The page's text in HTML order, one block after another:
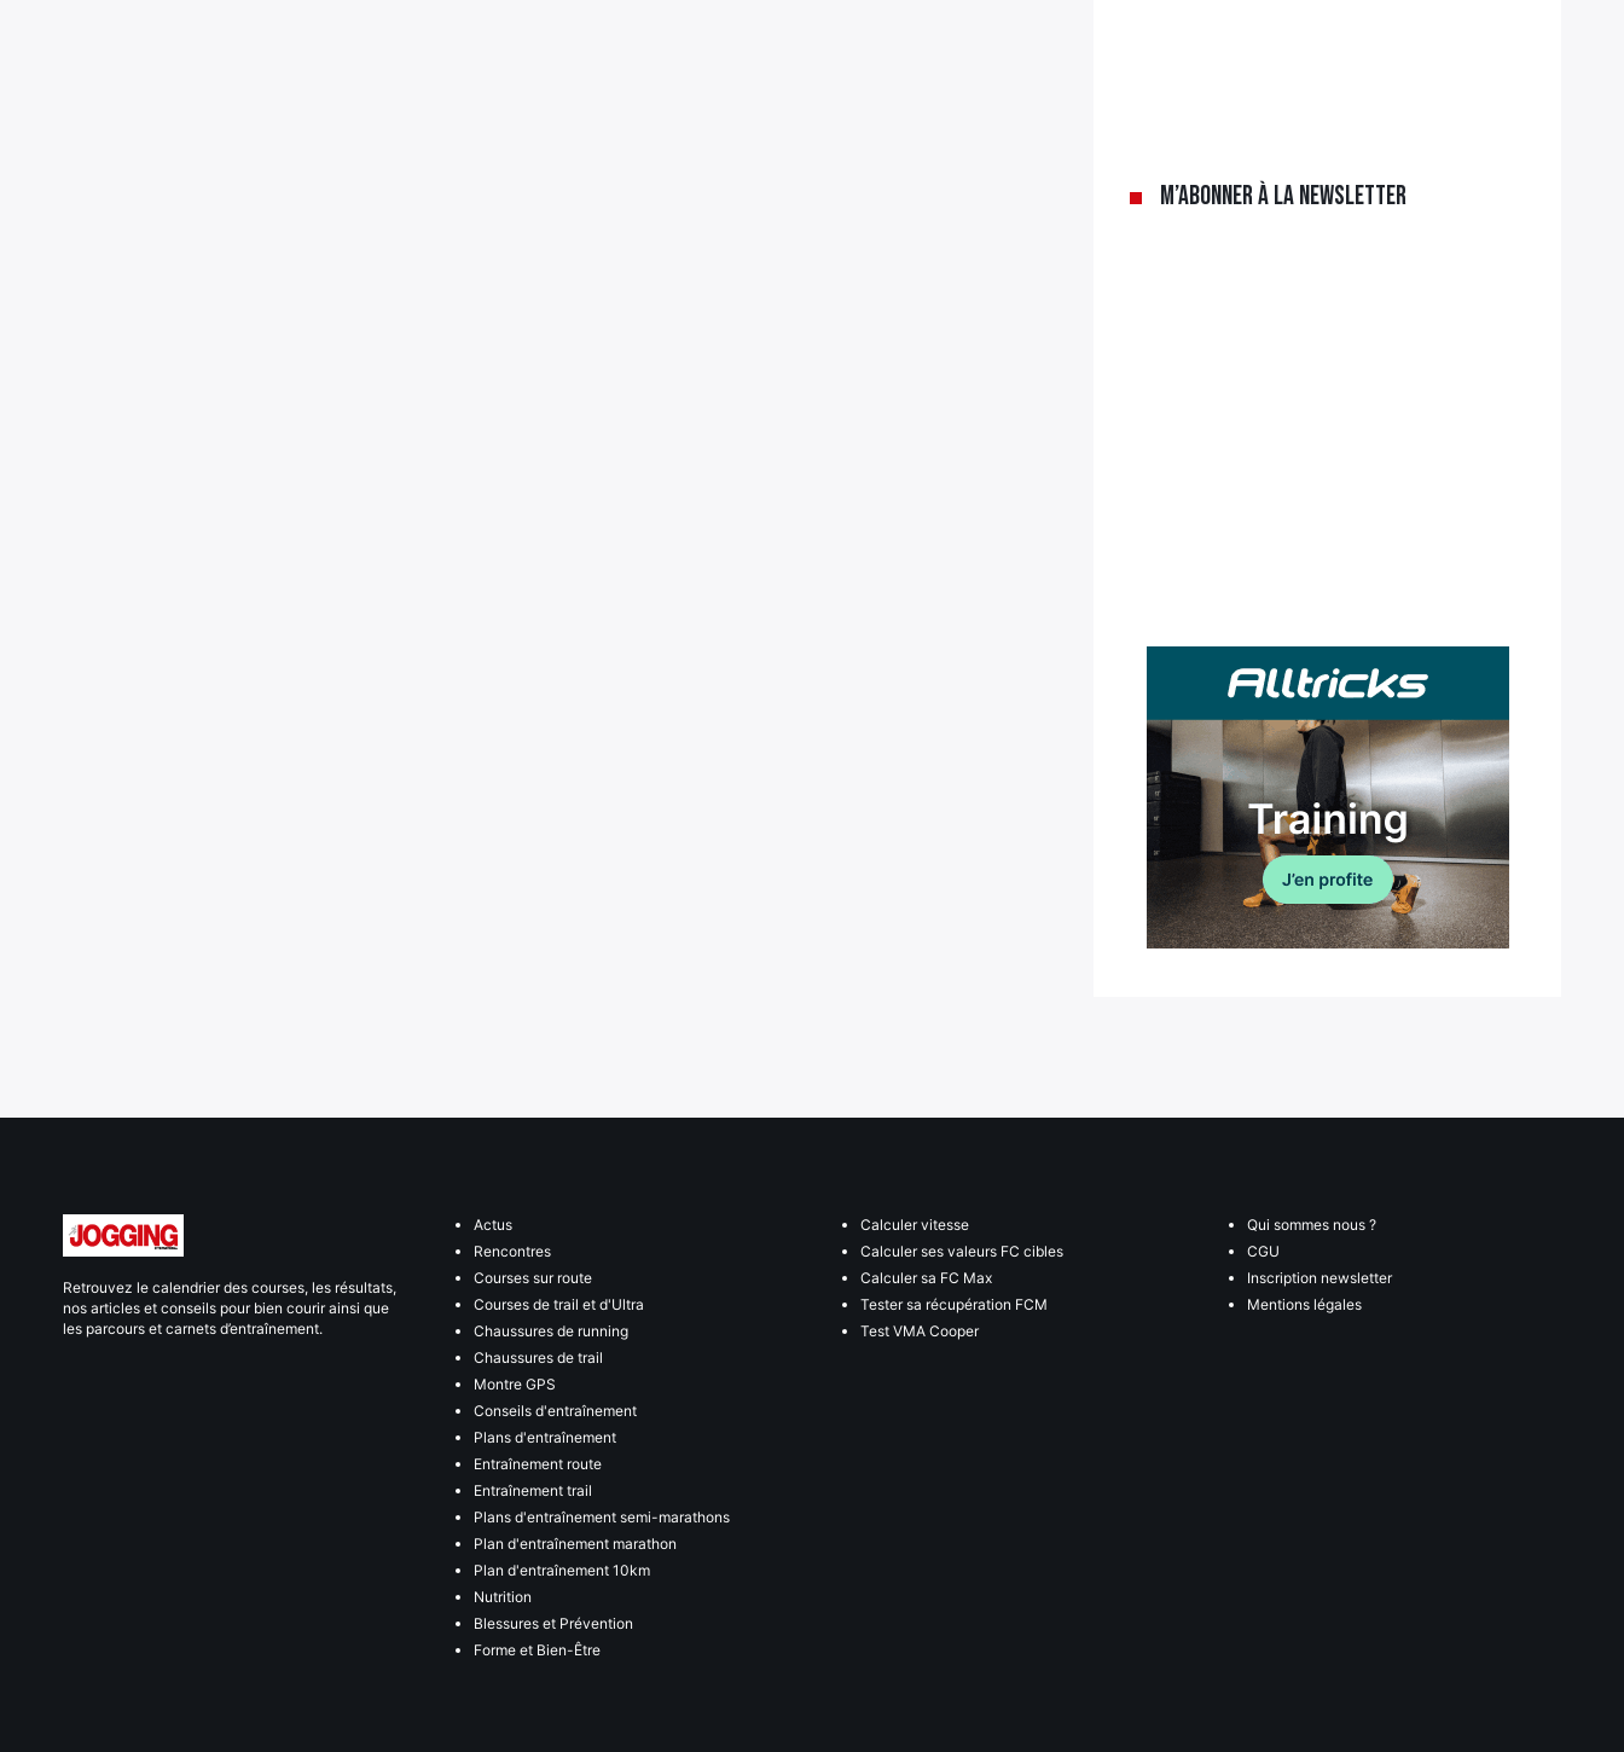
M’abonner à la newsletter
Retrouvez le calendrier des courses, les résultats,
nos articles et conseils pour bien courir ainsi que
les parcours et carnets d’entraînement.
Actus
Rencontres
Courses sur route
Courses de trail et d'Ultra
Chaussures de running
Chaussures de trail
Montre GPS
Conseils d'entraînement
Plans d'entraînement
Entraînement route
Entraînement trail
Plans d'entraînement semi-marathons
Plan d'entraînement marathon
Plan d'entraînement 10km
Nutrition
Blessures et Prévention
Forme et Bien-Être
Calculer vitesse
Calculer ses valeurs FC cibles
Calculer sa FC Max
Tester sa récupération FCM
Test VMA Cooper
Qui sommes nous ?
CGU
Inscription newsletter
Mentions légales